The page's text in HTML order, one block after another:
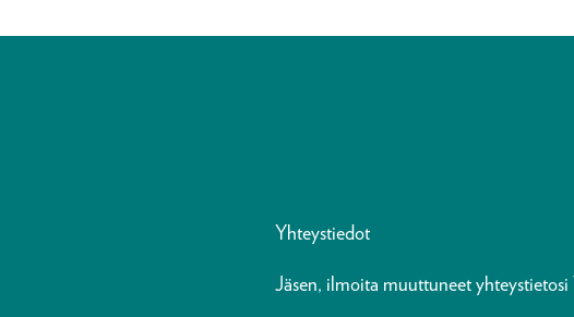
Yhteystiedot
Jäsen, ilmoita muuttuneet yhteystietosi